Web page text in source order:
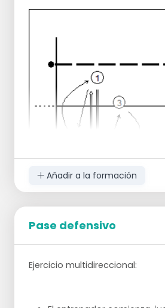
Añadir a la formación
Pase defensivo
Ejercicio multidireccional: